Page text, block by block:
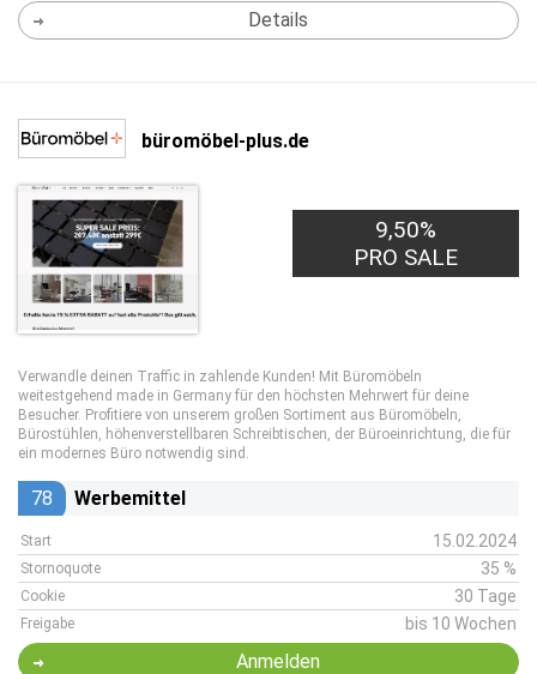
Details
büromöbel-plus.de
9,50%
PRO SALE
Verwandle deinen Traffic in zahlende Kunden! Mit Büromöbeln
weitestgehend made in Germany für den höchsten Mehrwert für deine
Besucher. Profitiere von unserem großen Sortiment aus Büromöbeln,
Bürostühlen, höhenverstellbaren Schreibtischen, der Büroeinrichtung, die für
ein modernes Büro notwendig sind.
78 Werbemittel
Start 15.02.2024
Stornoquote 35 %
Cookie 30 Tage
Freigabe bis 10 Wochen
Anmelden